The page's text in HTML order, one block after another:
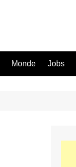
Monde Jobs